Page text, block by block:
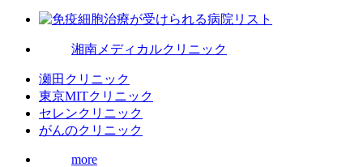
湘南メディカルクリニック
瀬田クリニック
東京MITクリニック
セレンクリニック
がんのクリニック
more